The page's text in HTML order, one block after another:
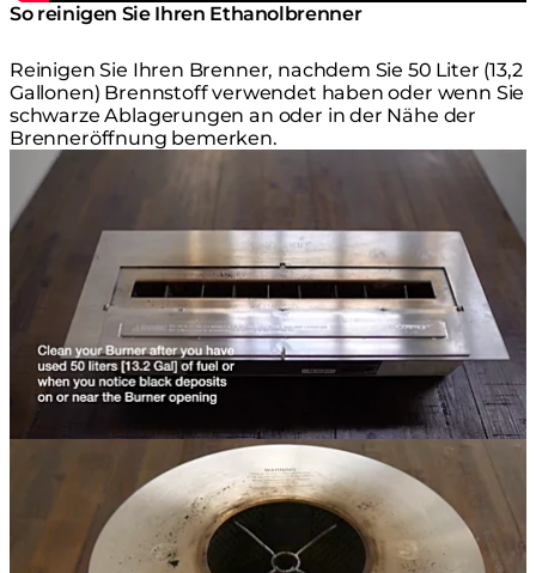
So reinigen Sie Ihren Ethanolbrenner
Reinigen Sie Ihren Brenner, nachdem Sie 50 Liter (13,2
Gallonen) Brennstoff verwendet haben oder wenn Sie
schwarze Ablagerungen an oder in der Nähe der
Brenneröffnung bemerken.